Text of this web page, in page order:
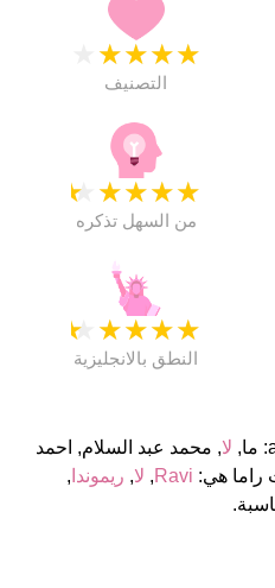
★
★
★
★
التصنيف
★
★
★
★
★
من السهل تذكره
★
★
★
★
★
النطق بالانجليزية
لا, محمد عبد السلام, احمد
راما هي: Ravi
, لا, ريموندا ,